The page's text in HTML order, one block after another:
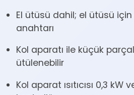
El ütüsü dahil; el ütüsü
anahtarı
Kol aparatı ile küçük
ütülenebilir
Kol aparat ısıtıcısı 0,3